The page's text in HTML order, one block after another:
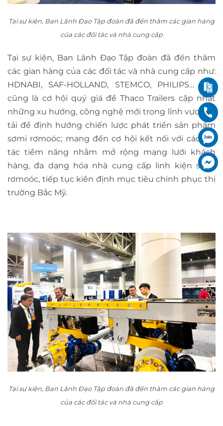
Tại sự kiện, Ban Lãnh Đạo Tập đoàn đã đến thăm các gian hàng
của các đối tác và nhà cung cấp
Tại sự kiện, Ban Lãnh Đạo Tập đoàn đã đến thăm
các gian hàng của các đối tác và nhà cung cấp như:
HDNABI, SAF-HOLLAND, STEMCO, PHILIPS… Đây
cũng là cơ hội quý giá để Thaco Trailers cập nhật
những xu hướng, công nghệ mới trong lĩnh vực vận
tải để định hướng chiến lược phát triển sản phẩm
sơmi rơmoóc; mang đến cơ hội kết nối với các đối
tác tiềm năng nhằm mở rộng mạng lưới khách
hàng, đa dạng hóa nhà cung cấp linh kiện sơmi
rơmoóc, tiếp tục kiên định mục tiêu chinh phục thị
trường Bắc Mỹ.
Tại sự kiện, Ban Lãnh Đạo Tập đoàn đã đến thăm các gian hàng
của các đối tác và nhà cung cấp